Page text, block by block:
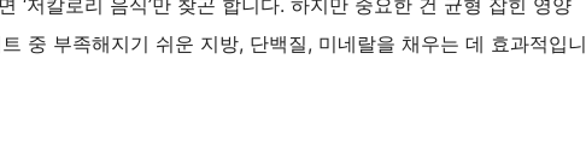
중 부족해지기 쉬운 지방, 단백질, 미네랄을 채우는 데 효과적입니